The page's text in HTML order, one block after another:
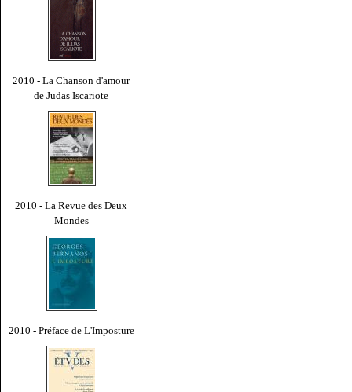
2010 - La Chanson d'amour
de Judas Iscariote
2010 - La Revue des Deux
Mondes
2010 - Préface de L'Imposture